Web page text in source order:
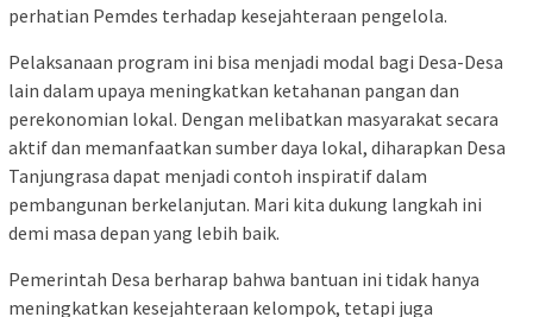
perhatian Pemdes terhadap kesejahteraan pengelola.
Pelaksanaan program ini bisa menjadi modal bagi Desa-Desa
lain dalam upaya meningkatkan ketahanan pangan dan
perekonomian lokal. Dengan melibatkan masyarakat secara
aktif dan memanfaatkan sumber daya lokal, diharapkan Desa
Tanjungrasa dapat menjadi contoh inspiratif dalam
pembangunan berkelanjutan. Mari kita dukung langkah ini
demi masa depan yang lebih baik.
Pemerintah Desa berharap bahwa bantuan ini tidak hanya
meningkatkan kesejahteraan kelompok, tetapi juga